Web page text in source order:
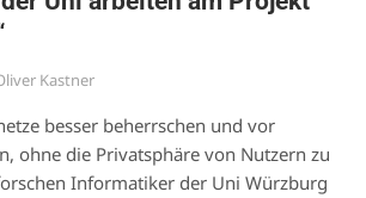
Kastner
besser beherrschen und vor
ohne die Privatsphäre von Nutzern zu
Informatiker der Uni Würzburg